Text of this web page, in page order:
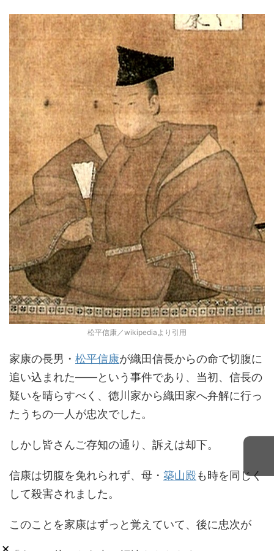
松平信康／wikipediaより引用
家康の長男・ 松平信康が織田信長からの命で切腹に
追い込まれた――という事件であり、当初、信長の
疑いを晴らすべく、徳川家から織田家へ弁解に行っ
たうちの一人が忠次でした。
しかし皆さんご存知の通り、訴えは却下。
信康は切腹を免れられず、母・ 築山殿も時を同じく
して殺害されました。
このことを家康はずっと覚えていて、後に忠次が